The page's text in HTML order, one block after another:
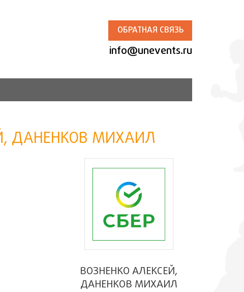
ОБРАТНАЯ СВЯЗЬ
info@unevents.ru
ДАНЕНКОВ МИХАИЛ
ВОЗНЕНКО АЛЕКСЕЙ,
ДАНЕНКОВ МИХАИЛ